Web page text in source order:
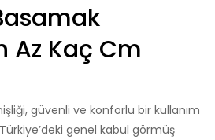
Az Kaç Cm
güvenli ve konforlu bir kullanım
genel kabul görmüş